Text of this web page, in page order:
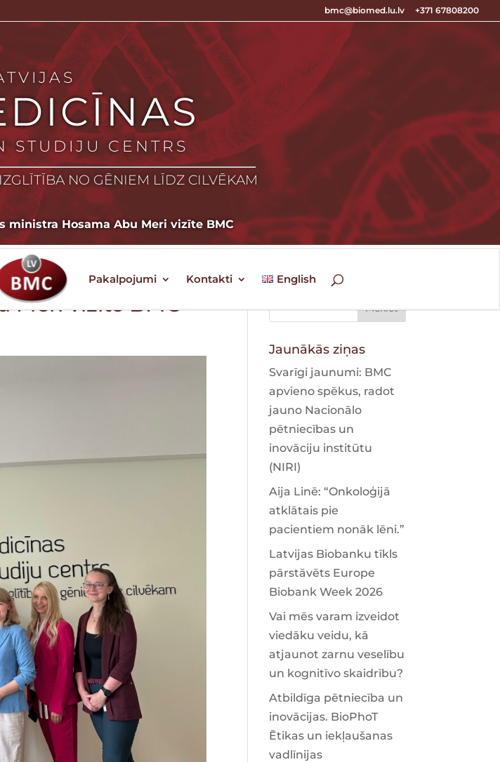
bmc@biomed.lu.lv +371 67808200
STUDIJU CENTRS
NO GĒNIEM LĪDZ CILVĒKAM
ministra Hosama Abu Meri vizīte BMC
Pakalpojumi Kontakti English
Meri vizīte BMC
Jaunākās ziņas
Svarīgi jaunumi: BMC
apvieno spēkus, radot
jauno Nacionālo
pētniecības un
inovāciju institūtu
(NIRI)
Aija Linē: “Onkoloģijā
atklātais pie
pacientiem nonāk lēni.”
Latvijas Biobanku tīkls
pārstāvēts Europe
Biobank Week 2026
Vai mēs varam izveidot
viedāku veidu, kā
atjaunot zarnu veselību
un kognitīvo skaidrību?
Atbildīga pētniecība un
inovācijas. BioPhoT
Ētikas un iekļaušanas
vadlīnijas